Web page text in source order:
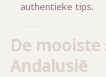
authentieke tips.
De
Andalusië